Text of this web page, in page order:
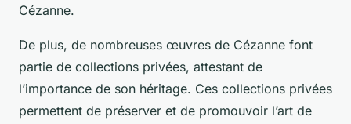
Cézanne.
De plus, de nombreuses œuvres de Cézanne font
partie de collections privées, attestant de
l’importance de son héritage. Ces collections privées
permettent de préserver et de promouvoir l’art de